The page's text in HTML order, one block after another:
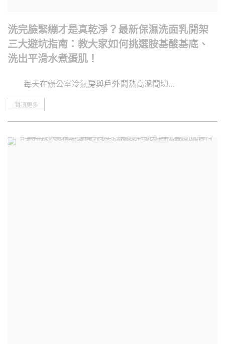
洗完臉緊繃才是真乾淨？最新保濕洗面乳開架
三大避坑指南：教大家如何挑選胺基酸基底、
洗出平滑水煮蛋肌！
每天在辦公室冷氣房與戶外悶熱高溫間切...
閱讀更多